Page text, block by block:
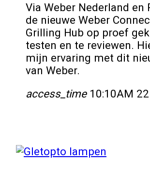
Via Weber Nederland en
de nieuwe Weber
Grilling Hub op proef
testen en te reviewen.
mijn ervaring met dit
van Weber.
access_time10:10AM